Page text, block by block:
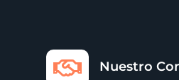
 Nuestro